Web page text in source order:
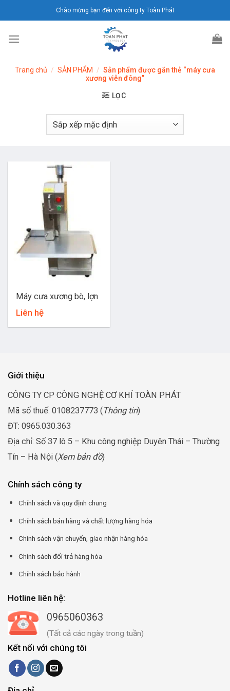
đến
dung
Chào mừng bạn đến với công ty Toàn Phát
Trang chủ / SẢN PHẨM / Sản phẩm được gắn thẻ “máy cưa
xương viễn đông”
LỌC
Máy cưa xương bò, lợn
Liên hệ
Giới thiệu
CÔNG TY CP CÔNG NGHỆ CƠ KHÍ TOÀN PHÁT
Mã số thuế: 0108237773 (Thông tin)
ĐT: 0965.030.363
Địa chỉ: Số 37 lô 5 – Khu công nghiệp Duyên Thái – Thường
Tín – Hà Nội (Xem bản đồ)
Chính sách công ty
Chính sách và quy định chung
Chính sách bán hàng và chất lượng hàng hóa
Chính sách vận chuyển, giao nhận hàng hóa
Chính sách đổi trả hàng hóa
Chính sách bảo hành
Hotline liên hệ:
0965060363
(Tất cả các ngày trong tuần)
Kết nối với chúng tôi